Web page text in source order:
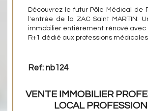
Découvrez le futur Pôle Médical de
l'entrée de la ZAC Saint MARTIN:
immobilier entièrement rénové avec
R+1 dédié aux professions médicales
Ref: nb124
VENTE IMMOBILIER
LOCAL